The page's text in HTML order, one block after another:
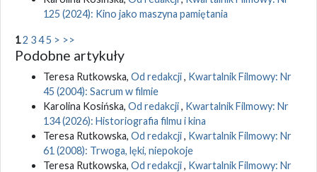
125 (2024): Kino jako maszyna pamiętania
12 345 > >>
Podobne artykuły
Teresa Rutkowska, Od redakcji, Kwartalnik Filmowy: Nr
45 (2004): Sacrum w filmie
Karolina Kosińska, Od redakcji, Kwartalnik Filmowy: Nr
134 (2026): Historiografia filmu i kina
Teresa Rutkowska, Od redakcji, Kwartalnik Filmowy: Nr
61 (2008): Trwoga, lęki, niepokoje
Teresa Rutkowska, Od redakcji, Kwartalnik Filmowy: Nr